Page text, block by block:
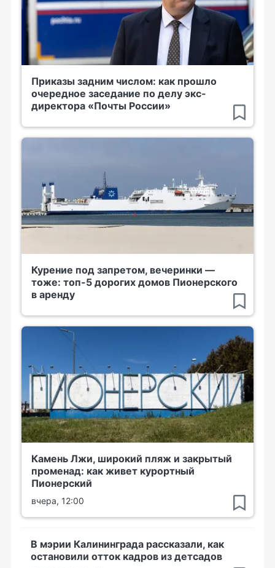
Приказы задним числом: как прошло
очередное заседание по делу экс-
директора «Почты России»
Курение под запретом, вечеринки —
тоже: топ-5 дорогих домов Пионерского
в аренду
Камень Лжи, широкий пляж и закрытый
променад: как живет курортный
Пионерский
вчера, 12:00
В мэрии Калининграда рассказали, как
остановили отток кадров из детсадов